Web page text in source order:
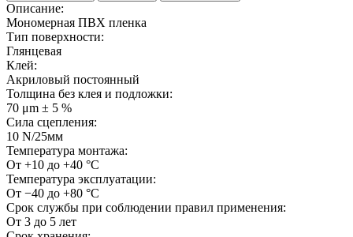
Описание:
Мономерная ПВХ пленка
Тип поверхности:
Глянцевая
Клей:
Акриловый постоянный
Толщина без клея и подложки:
70 μm ± 5 %
Сила сцепления:
10 N/25мм
Температура монтажа:
От +10 до +40 °C
Температура эксплуатации:
От −40 до +80 °C
Срок службы при соблюдении правил применения:
От 3 до 5 лет